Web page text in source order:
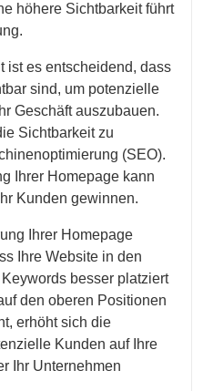
höhere Sichtbarkeit führt
ist es entscheidend, dass
sind, um potenzielle
Geschäft auszubauen.
Sichtbarkeit zu
(SEO).
Ihrer Homepage kann
Kunden gewinnen.
Ihrer Homepage
Ihre Website in den
besser platziert
den oberen Positionen
erhöht sich die
Kunden auf Ihre
Ihr Unternehmen